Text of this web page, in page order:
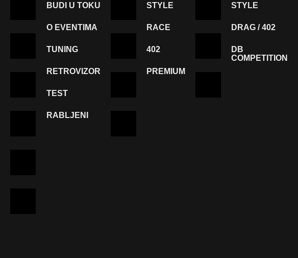
BUDI U TOKU
O EVENTIMA
TUNING
RETROVIZOR
TEST
RABLJENI
STYLE
RACE
402
PREMIUM
STYLE
DRAG / 402
DB
COMPETITION